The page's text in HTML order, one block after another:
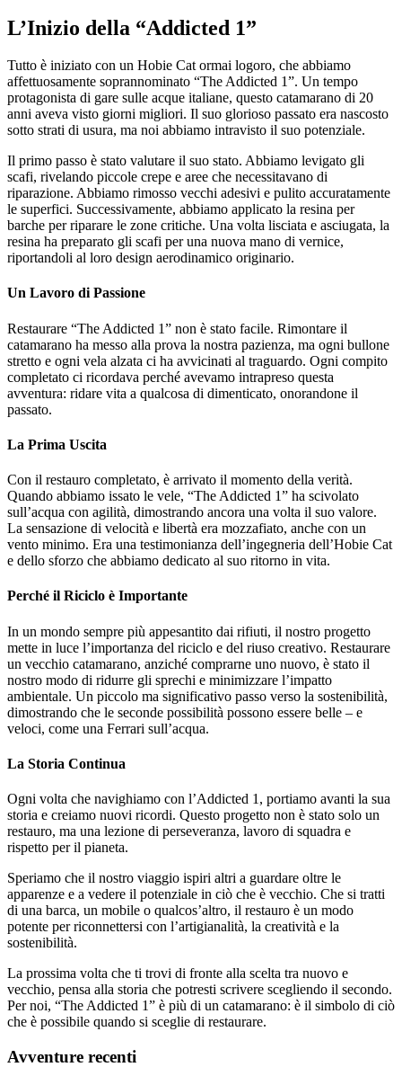
L’Inizio della “Addicted 1”
Tutto è iniziato con un Hobie Cat ormai logoro, che abbiamo
affettuosamente soprannominato “The Addicted 1”. Un tempo
protagonista di gare sulle acque italiane, questo catamarano di 20
anni aveva visto giorni migliori. Il suo glorioso passato era nascosto
sotto strati di usura, ma noi abbiamo intravisto il suo potenziale.
Il primo passo è stato valutare il suo stato. Abbiamo levigato gli
scafi, rivelando piccole crepe e aree che necessitavano di
riparazione. Abbiamo rimosso vecchi adesivi e pulito accuratamente
le superfici. Successivamente, abbiamo applicato la resina per
barche per riparare le zone critiche. Una volta lisciata e asciugata, la
resina ha preparato gli scafi per una nuova mano di vernice,
riportandoli al loro design aerodinamico originario.
Un Lavoro di Passione
Restaurare “The Addicted 1” non è stato facile. Rimontare il
catamarano ha messo alla prova la nostra pazienza, ma ogni bullone
stretto e ogni vela alzata ci ha avvicinati al traguardo. Ogni compito
completato ci ricordava perché avevamo intrapreso questa
avventura: ridare vita a qualcosa di dimenticato, onorandone il
passato.
La Prima Uscita
Con il restauro completato, è arrivato il momento della verità.
Quando abbiamo issato le vele, “The Addicted 1” ha scivolato
sull’acqua con agilità, dimostrando ancora una volta il suo valore.
La sensazione di velocità e libertà era mozzafiato, anche con un
vento minimo. Era una testimonianza dell’ingegneria dell’Hobie Cat
e dello sforzo che abbiamo dedicato al suo ritorno in vita.
Perché il Riciclo è Importante
In un mondo sempre più appesantito dai rifiuti, il nostro progetto
mette in luce l’importanza del riciclo e del riuso creativo. Restaurare
un vecchio catamarano, anziché comprarne uno nuovo, è stato il
nostro modo di ridurre gli sprechi e minimizzare l’impatto
ambientale. Un piccolo ma significativo passo verso la sostenibilità,
dimostrando che le seconde possibilità possono essere belle – e
veloci, come una Ferrari sull’acqua.
La Storia Continua
Ogni volta che navighiamo con l’Addicted 1, portiamo avanti la sua
storia e creiamo nuovi ricordi. Questo progetto non è stato solo un
restauro, ma una lezione di perseveranza, lavoro di squadra e
rispetto per il pianeta.
Speriamo che il nostro viaggio ispiri altri a guardare oltre le
apparenze e a vedere il potenziale in ciò che è vecchio. Che si tratti
di una barca, un mobile o qualcos’altro, il restauro è un modo
potente per riconnettersi con l’artigianalità, la creatività e la
sostenibilità.
La prossima volta che ti trovi di fronte alla scelta tra nuovo e
vecchio, pensa alla storia che potresti scrivere scegliendo il secondo.
Per noi, “The Addicted 1” è più di un catamarano: è il simbolo di ciò
che è possibile quando si sceglie di restaurare.
Avventure recenti